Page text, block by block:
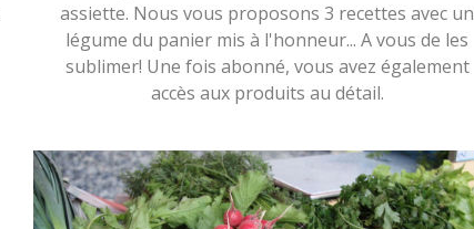
assiette. Nous vous proposons 3 recettes avec un
légume du panier mis à l'honneur... A vous de les
sublimer! Une fois abonné, vous avez également
accès aux produits au détail.